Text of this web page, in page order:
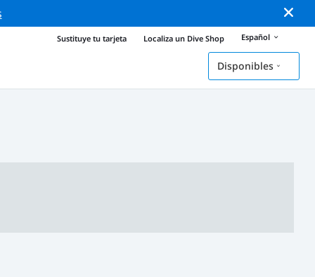
Sustituye tu tarjeta Localiza un Dive Shop Español
Disponibles